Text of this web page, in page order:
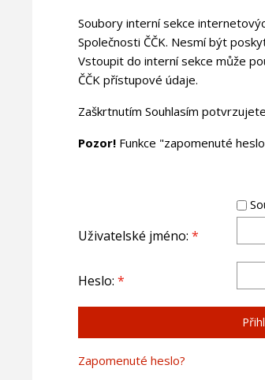
Soubory interní sekce
Společnosti ČČK. Nesmí být
Vstoupit do interní sekce může
ČČK přístupové údaje.
Zaškrtnutím Souhlasím
Pozor!Funkce "zapomenuté
Uživatelské jméno: *
Heslo: *
Zapomenuté heslo?